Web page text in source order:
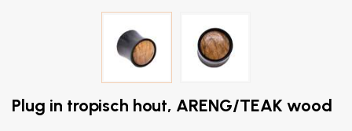
Plug in tropisch hout, ARENG/TEAK wood